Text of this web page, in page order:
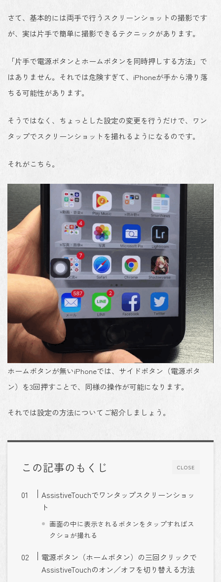
さて、 基本的には両手で行うスクリーンショットの撮影です
が、実は片手で簡単に撮影できるテクニックがあります。
「片手で電源ボタンとホームボタンを同時押しする方法」で
はありません。それでは危険すぎて、iPhoneが手から滑り落
ちる可能性があります。
そうではなく、ちょっとした設定の変更を行うだけで、
ワン
タップでスクリーンショットを撮れる ようになるのです。
それがこちら。
ホームボタンが無いiPhoneでは、サイドボタン（電源ボタ
ン）を3回押すことで、同様の操作が可能になります。
それでは設定の方法についてご紹介しましょう。
CLOSE
この記事のもくじ
AssistiveTouchでワンタップスクリーンショッ
ト
画面の中に表示されるボタンをタップすればス
クショが撮れる
電源ボタン（ホームボタン）の三回クリックで
AssistiveTouchのオン／オフを切り替える方法